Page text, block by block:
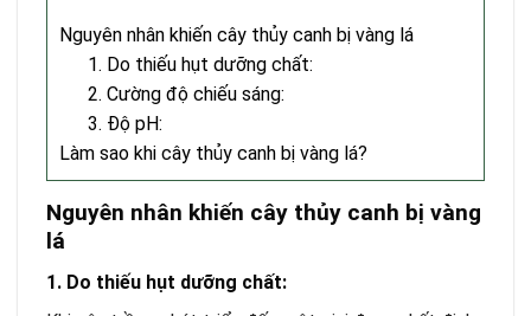
Nguyên nhân khiến cây thủy canh bị vàng lá
1. Do thiếu hụt dưỡng chất:
2. Cường độ chiếu sáng:
3. Độ pH:
Làm sao khi cây thủy canh bị vàng lá?
Nguyên nhân khiến cây thủy canh bị vàng
lá
1. Do thiếu hụt dưỡng chất: